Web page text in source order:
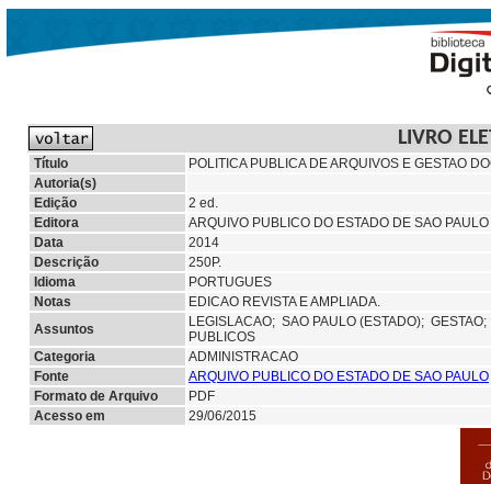
LIVRO
Título
POLITICA PUBLICA DE ARQUIVOS E GESTAO
Autoria(s)
Edição
2 ed.
Editora
ARQUIVO PUBLICO DO ESTADO DE SAO
Data
2014
Descrição
250P.
Idioma
PORTUGUES
Notas
EDICAO REVISTA E AMPLIADA.
Assuntos
LEGISLACAO; SAO PAULO (ESTADO);
PUBLICOS
Categoria
ADMINISTRACAO
Fonte
ARQUIVO PUBLICO DO ESTADO DE SAO PAULO
Formato de Arquivo
PDF
Acesso em
29/06/2015